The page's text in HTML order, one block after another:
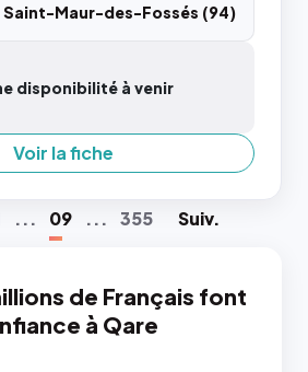
Saint-Maur-des-Fossés (94)
disponibilité à venir
Voir la fiche
... 09 ... 355 Suiv.
de Français font
à Qare